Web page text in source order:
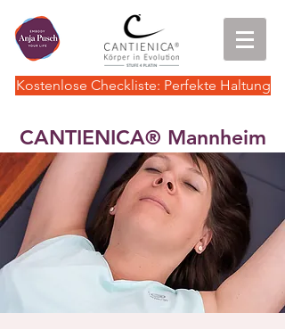
Kostenlose Checkliste: Perfekte Haltung
CANTIENICA® Mannheim